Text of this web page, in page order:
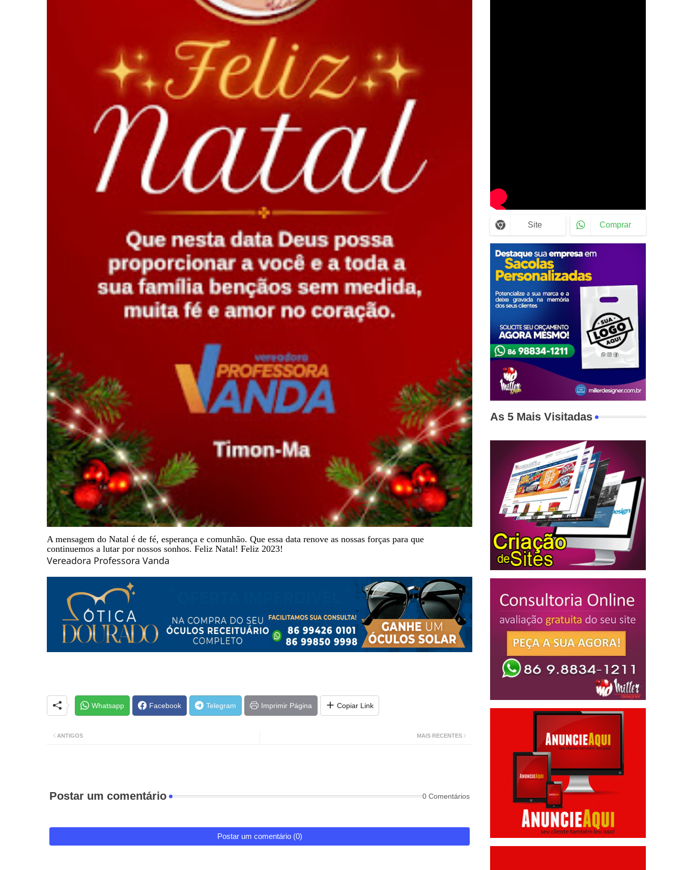
A mensagem do Natal é de fé, esperança e comunhão. Que essa data renove as nossas forças para que
continuemos a lutar por nossos sonhos. Feliz Natal! Feliz 2023!
Vereadora Professora Vanda
Whatsapp Facebook Telegram Imprimir Página Copiar Link
MAIS RECENTES
ANTIGOS
Postar um comentário 0 Comentários
Postar um comentário (0)
Site Comprar
As 5 Mais Visitadas